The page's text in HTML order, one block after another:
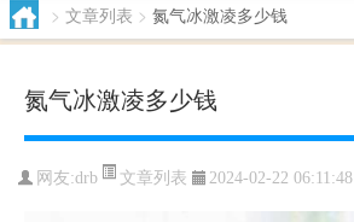
> 文章列表 > 氮气冰激凌多少钱
氮气冰激凌多少钱
网友:drb 文章列表 2024-02-22 06:11:48